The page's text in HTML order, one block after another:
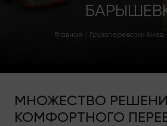
Главная / Грузоперевозки
МНОЖЕСТВО
КОМФОРТНОГО